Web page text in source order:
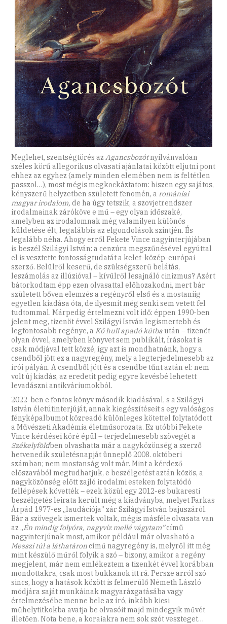
Meglehet, szentségtörés azAgancsbozótnyilvánvalóan
széles körű allegorikus olvasati ajánlatai között eljutni pont
ehhez az egyhez (amely minden elemében nem is feltétlen
passzol…), most mégis megkockáztatom: hiszen egy sajátos,
kényszerű helyzetben született fenomén, a romániai
magyar irodalom,de ha úgy tetszik, a szovjetrendszer
irodalmainakzáróköve e mű – egy olyan időszaké,
amelyben az irodalomnak még valamilyen különös
küldetése élt, legalábbis az elgondolások szintjén. És
legalább néha. Ahogy erről Fekete Vince nagyinterjújában
is beszél Szilágyi István: a cenzúra megszűnésével egyúttal
el is vesztette fontosságtudatát a kelet-közép-európai
szerző. Belülről keserű, de szükségszerű belátás,
leszámolás az illúzióval – kívülről lesajnáló cinizmus? Azért
bátorkodtam épp ezen olvasattal előhozakodni, mert bár
született bőven elemzés a regényről első és a mostaniig
egyetlen kiadása óta, de ilyesmit még senki sem vetett fel
tudtommal. Márpedig értelmezni volt idő: éppen 1990-ben
jelent meg, tizenöt évvel Szilágyi István legismertebb és
legfontosabb regénye, a Kő hull apadó kútba után – tizenöt
olyan évvel, amelyben könyvet sem publikált, írásokat is
csak módjával tett közzé, így azt is mondhatnánk, hogy a
csendből jött ez a nagyregény, mely a legterjedelmesebb az
írói pályán. A csendből jött és a csendbe tűnt aztán el: nem
volt új kiadás, az eredetit pedig egyre kevésbé lehetett
levadászni antikváriumokból.
2022-ben e fontos könyv második kiadásával, s a Szilágyi
István életútinterjúját, annak kiegészítéseit s egy valóságos
fényképalbumot közreadó különleges kötettel folytatódott
a Művészeti Akadémia életműsorozata. Ez utóbbi Fekete
Vince kérdései köré épül – terjedelmesebb szövegét a
Székelyföldben olvashatta már a nagyközönség a szerző
hetvenedik születésnapját ünneplő 2008. októberi
számban; nem mostanság volt már. Mint a kérdező
előszavából megtudhatjuk, e beszélgetést aztán közös, a
nagyközönség előtt zajló irodalmi esteken folytatódó
fellépések követték – ezek közül egy 2012-es bukaresti
beszélgetés leirata került még a kiadványba, melyet Farkas
Árpád 1977-es „laudációja” zár Szilágyi István bajuszáról.
Bár a szövegek ismertek voltak, mégis másféle olvasata van
az „Én mindig folyóra, nagyvíz mellé vágytam”című
nagyinterjúnak most, amikor például már olvasható a
Messzi túl a láthatároncímű nagyregény is, melyről itt még
mint készülő műről folyik a szó – bizony, amikor a regény
megjelent, már nem emlékeztem a tizenkét évvel korábban
mondottakra, csak most bukkanok itt rá. Persze arról szó
sincs, hogy a hatások között is felmerülő Németh László
módjára saját munkáinak magyarázgatásába vagy
értelmezésébe menne bele az író, inkább kicsi
műhelytitkokba avatja be olvasóit majd mindegyik művét
illetően. Nota bene, a koraiakra nem sok szót veszteget…